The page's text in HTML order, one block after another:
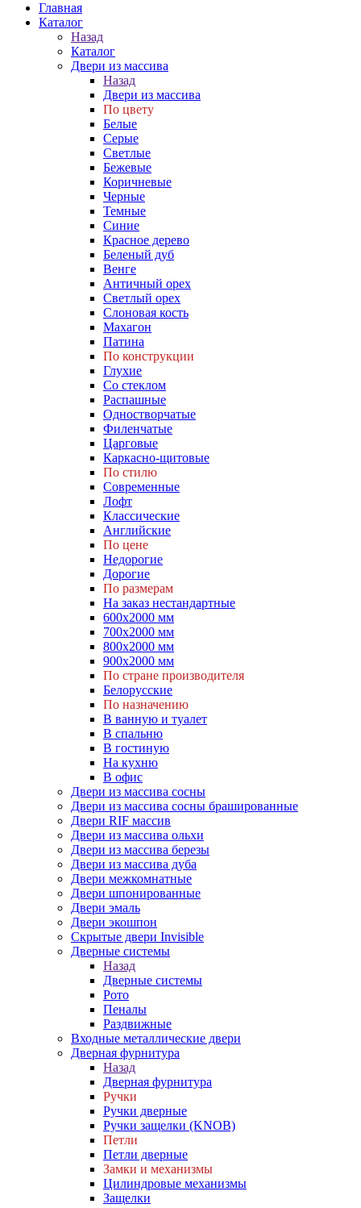
Главная
Каталог
Назад
Каталог
Двери из массива
Назад
Двери из массива
По цвету
Белые
Серые
Светлые
Бежевые
Коричневые
Черные
Темные
Синие
Красное дерево
Беленый дуб
Венге
Античный орех
Светлый орех
Слоновая кость
Махагон
Патина
По конструкции
Глухие
Со стеклом
Распашные
Одностворчатые
Филенчатые
Царговые
Каркасно-щитовые
По стилю
Современные
Лофт
Классические
Английские
По цене
Недорогие
Дорогие
По размерам
На заказ нестандартные
600х2000 мм
700х2000 мм
800х2000 мм
900х2000 мм
По стране производителя
Белорусские
По назначению
В ванную и туалет
В спальню
В гостиную
На кухню
В офис
Двери из массива сосны
Двери из массива сосны брашированные
Двери RIF массив
Двери из массива ольхи
Двери из массива березы
Двери из массива дуба
Двери межкомнатные
Двери шпонированные
Двери эмаль
Двери экошпон
Скрытые двери Invisible
Дверные системы
Назад
Дверные системы
Рото
Пеналы
Раздвижные
Входные металлические двери
Дверная фурнитура
Назад
Дверная фурнитура
Ручки
Ручки дверные
Ручки защелки (KNOB)
Петли
Петли дверные
Замки и механизмы
Цилиндровые механизмы
Защелки